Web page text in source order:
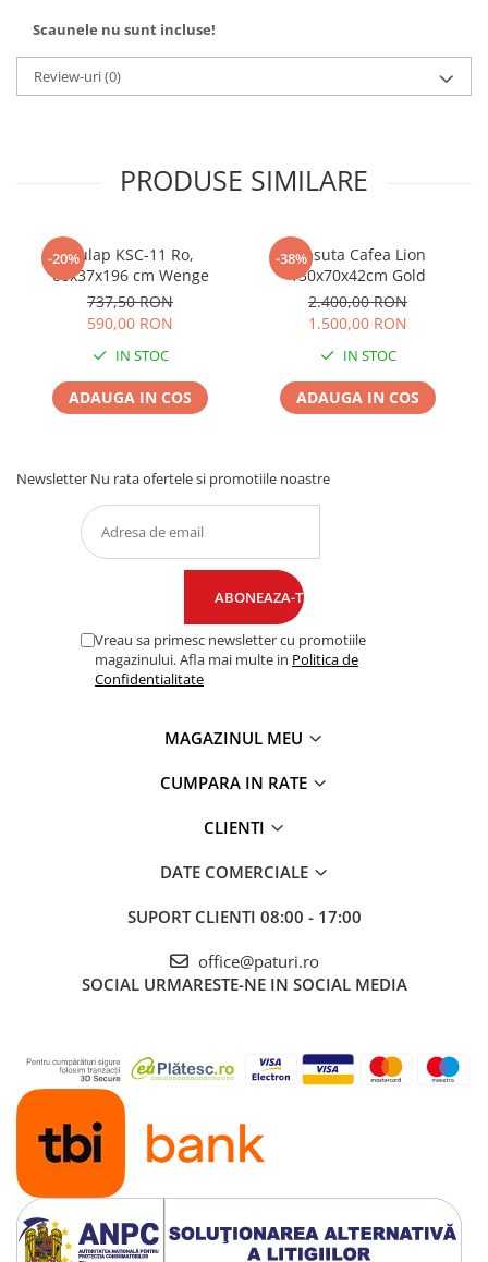
Scaunele nu sunt incluse!
Review-uri(0)
PRODUSE SIMILARE
-20%Dulap KSC-11 Ro,
60x37x196 cm Wenge
737,50 RON
590,00 RON
IN STOC
ADAUGA IN COS
-38%Masuta Cafea Lion
130x70x42cm Gold
2.400,00 RON
1.500,00 RON
IN STOC
ADAUGA IN COS
Newsletter Nu rata ofertele si promotiile noastre
Vreau sa primesc newsletter cu promotiile
magazinului. Afla mai multe in Politica de
Confidentialitate
MAGAZINUL MEU
CUMPARA IN RATE
CLIENTI
DATE COMERCIALE
SUPORT CLIENTI 08:00 - 17:00
office@paturi.ro
SOCIAL URMARESTE-NE IN SOCIAL MEDIA